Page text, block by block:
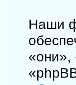
Наши
«они»,